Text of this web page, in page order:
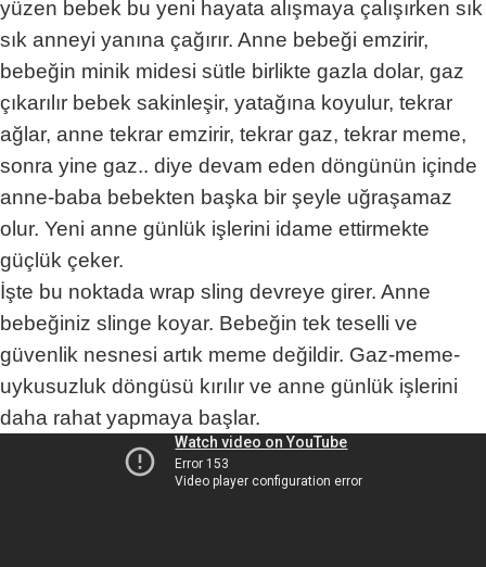
yüzen bebek bu yeni hayata alışmaya çalışırken sık
sık anneyi yanına çağırır. Anne bebeği emzirir,
bebeğin minik midesi sütle birlikte gazla dolar, gaz
çıkarılır bebek sakinleşir, yatağına koyulur, tekrar
ağlar, anne tekrar emzirir, tekrar gaz, tekrar meme,
sonra yine gaz.. diye devam eden döngünün içinde
anne-baba bebekten başka bir şeyle uğraşamaz
olur. Yeni anne günlük işlerini idame ettirmekte
güçlük çeker.
İşte bu noktada wrap sling devreye girer. Anne
bebeğiniz slinge koyar. Bebeğin tek teselli ve
güvenlik nesnesi artık meme değildir. Gaz-meme-
uykusuzluk döngüsü kırılır ve anne günlük işlerini
daha rahat yapmaya başlar.